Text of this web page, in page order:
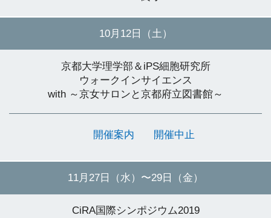
10月12日（土）
京都大学理学部＆iPS細胞研究所
ウォークインサイエンス
with ～京女サロンと京都府立図書館～
開催案内 開催中止
11月27日（水） 〜29日（金）
CiRA国際シンポジウム2019